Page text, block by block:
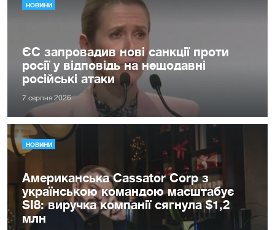
НОВИНИ
ЄС запровадив нові санкції проти
росії у відповідь на нещодавні
російські атаки
7 серпня 2026
НОВИНИ
Американська Cassator Corp з
українською командою масштабує
SI8: виручка компанії сягнула $1,2
млн